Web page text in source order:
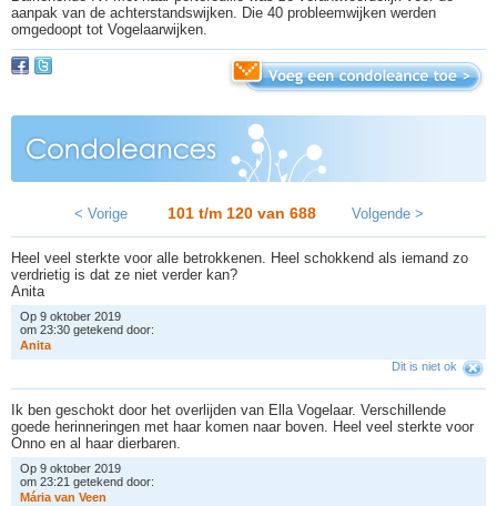
aanpak van de achterstandswijken. Die 40 probleemwijken werden
omgedoopt tot Vogelaarwijken.
< Vorige 101 t/m 120 van 688 Volgende >
Heel veel sterkte voor alle betrokkenen. Heel schokkend als iemand zo
verdrietig is dat ze niet verder kan?
Anita
Op 9 oktober 2019
om 23:30 getekend door:
Anita
Dit is niet ok
Ik ben geschokt door het overlijden van Ella Vogelaar. Verschillende
goede herinneringen met haar komen naar boven. Heel veel sterkte voor
Onno en al haar dierbaren.
Op 9 oktober 2019
om 23:21 getekend door:
Mária van Veen